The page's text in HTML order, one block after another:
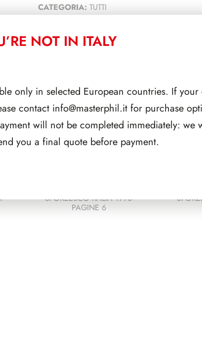
CATEGORIA: TUTTI
SFORZESCO ITALIA 1990
PAGINE 6
NOT IN ITALY
only in selected European countries. If
contact info@masterphil.itfor purchase
will not be completed immediately: we
you a final quote before payment.